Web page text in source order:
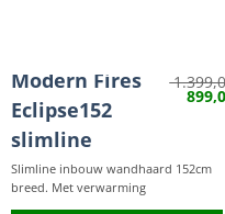
Met verwarming
Modern Fires
Eclipse152
slimline
prijs
Slimline inbouw wandhaard 152cm
breed. Met verwarming